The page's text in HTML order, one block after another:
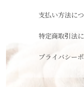
支払い方法に
特定商取引法
プライバシー